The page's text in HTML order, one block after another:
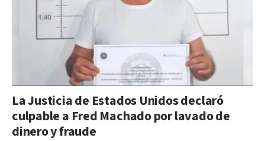
La Justicia de Estados Unidos declaró
culpable a Fred Machado por lavado de
dinero y fraude